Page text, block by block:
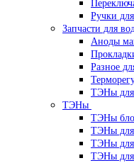
Ручки
Запчасти для
Аноды
Разное
ТЭНы для
ТЭНы
ТЭНы
ТЭНы для
ТЭНы для
ТЭНы для